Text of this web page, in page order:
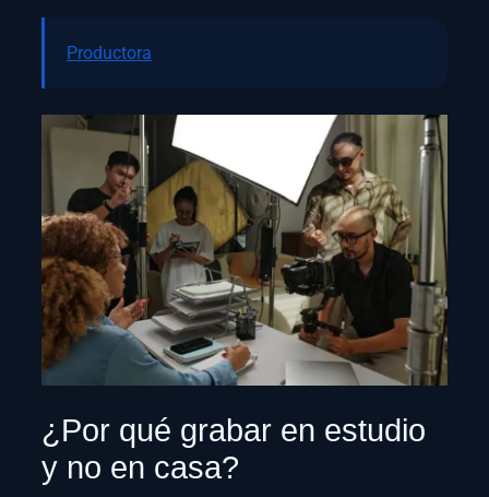
Productora
¿Por qué grabar en estudio
y no en casa?